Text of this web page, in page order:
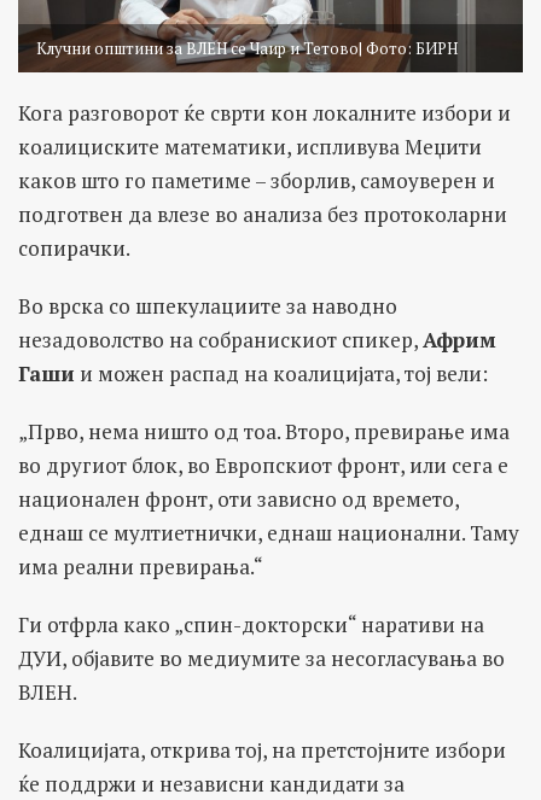
Клучни општини за ВЛЕН се Чаир и Тетово| Фото: БИРН
Кога разговорот ќе сврти кон локалните избори и
коалициските математики, испливува Меџити
каков што го паметиме – зборлив, самоуверен и
подготвен да влезе во анализа без протоколарни
сопирачки.
Во врска со шпекулациите за наводно
незадоволство на собранискиот спикер, Африм
Гаши и можен распад на коалицијата, тој вели:
„Прво, нема ништо од тоа. Второ, превирање има
во другиот блок, во Европскиот фронт, или сега е
национален фронт, оти зависно од времето,
еднаш се мултиетнички, еднаш национални. Таму
има реални превирања.“
Ги отфрла како „спин-докторски“ наративи на
ДУИ, објавите во медиумите за несогласувања во
ВЛЕН.
Коалицијата, открива тој, на претстојните избори
ќе поддржи и независни кандидати за